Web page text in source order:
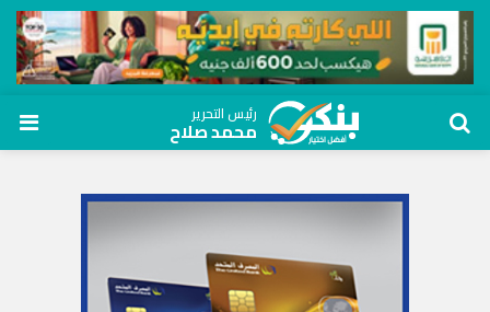
رئيس التحرير
محمد صلاح